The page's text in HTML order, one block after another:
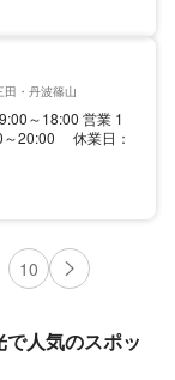
田・丹波篠山
～18:00 営業 1
～20:00 休業日：
10
人気のスポッ